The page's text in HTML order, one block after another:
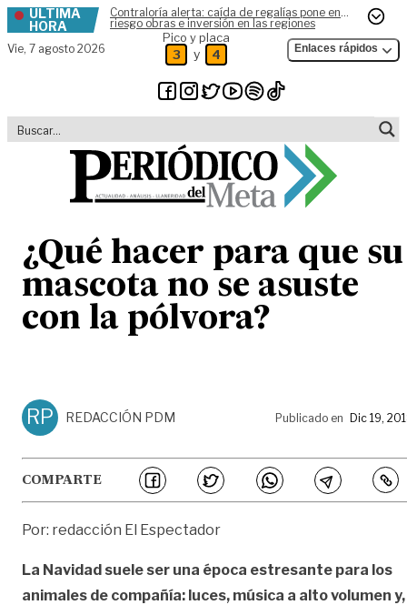
Skip to content
ÚLTIMA
HORA
Contraloría alerta: caída de regalías pone en
riesgo obras e inversión en las regiones
Vie, 7 agosto 2026
Pico y placa
3 y 4 Enlaces rápidos
¿Qué hacer para que su
mascota no se asuste
con la pólvora?
RP REDACCIÓN PDM Publicado en Dic 19,
COMPARTE
Por: redacción El Espectador
La Navidad suele ser una época estresante para los
animales de compañía: luces, música a alto volumen y,